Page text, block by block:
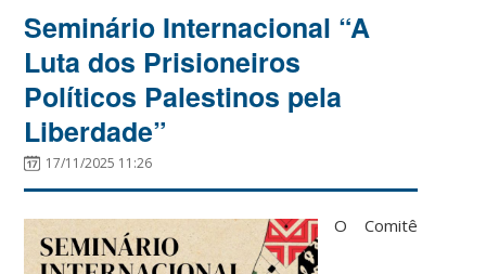
Seminário Internacional “A
Luta dos Prisioneiros
Políticos Palestinos pela
Liberdade”
17/11/2025 11:26
O Comitê